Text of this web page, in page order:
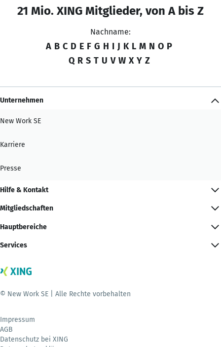
21 Mio. XING Mitglieder, von A bis Z
Nachname:
A B C D E F G H I J K L M N O P
Q R S T U V W X Y Z
Unternehmen
New Work SE
Karriere
Presse
Hilfe & Kontakt
Mitgliedschaften
Hauptbereiche
Services
© New Work SE | Alle Rechte vorbehalten
Impressum
AGB
Datenschutz bei XING